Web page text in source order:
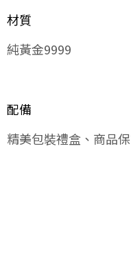
材質
純黃金9999
配備
精美包裝禮盒、商品